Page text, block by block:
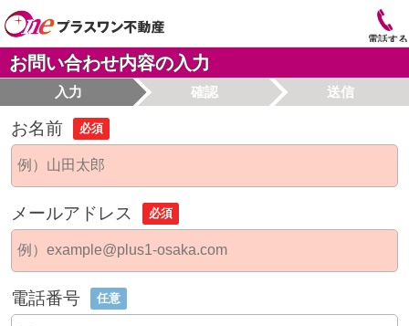
電話する
お問い合わせ内容の入力
入力 確認 送信
お名前 必須
メールアドレス 必須
電話番号 任意